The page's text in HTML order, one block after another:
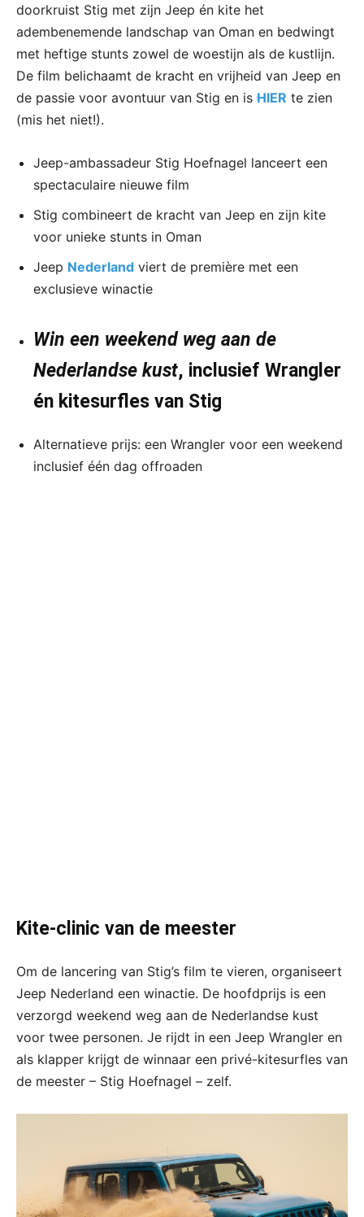
doorkruist Stig met zijn Jeep én kite het
adembenemende landschap van Oman en bedwingt
met heftige stunts zowel de woestijn als de kustlijn.
De film belichaamt de kracht en vrijheid van Jeep en
de passie voor avontuur van Stig en is HIER te zien
(mis het niet!).
Jeep-ambassadeur Stig Hoefnagel lanceert een
spectaculaire nieuwe film
Stig combineert de kracht van Jeep en zijn kite
voor unieke stunts in Oman
Jeep Nederland viert de première met een
exclusieve winactie
Win een weekend weg aan de
Nederlandse kust, inclusief Wrangler
én kitesurfles van Stig
Alternatieve prijs: een Wrangler voor een weekend
inclusief één dag offroaden
Kite-clinic van de meester
Om de lancering van Stig’s film te vieren, organiseert
Jeep Nederland een winactie. De hoofdprijs is een
verzorgd weekend weg aan de Nederlandse kust
voor twee personen. Je rijdt in een Jeep Wrangler en
als klapper krijgt de winnaar een privé-kitesurfles van
de meester – Stig Hoefnagel – zelf.